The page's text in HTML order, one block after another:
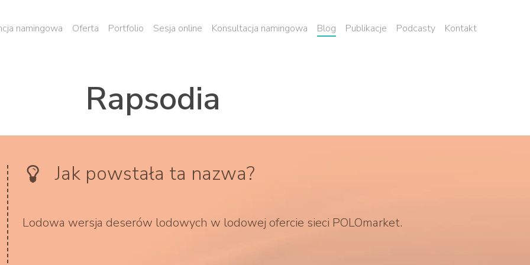
namingowa Oferta Portfolio Sesja online Konsultacja namingowa Blog Publikacje Podcasty Kontakt
Rapsodia
Jak powstała ta nazwa?
Lodowa wersja deserów lodowych w lodowej ofercie sieci POLOmarket.